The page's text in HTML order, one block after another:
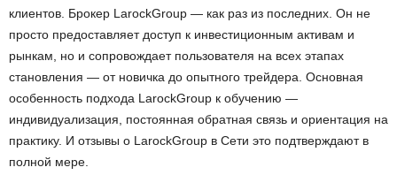
клиентов. Брокер LarockGroup — как раз из последних. Он не
просто предоставляет доступ к инвестиционным активам и
рынкам, но и сопровождает пользователя на всех этапах
становления — от новичка до опытного трейдера. Основная
особенность подхода LarockGroup к обучению —
индивидуализация, постоянная обратная связь и ориентация на
практику. И отзывы о LarockGroup в Сети это подтверждают в
полной мере.